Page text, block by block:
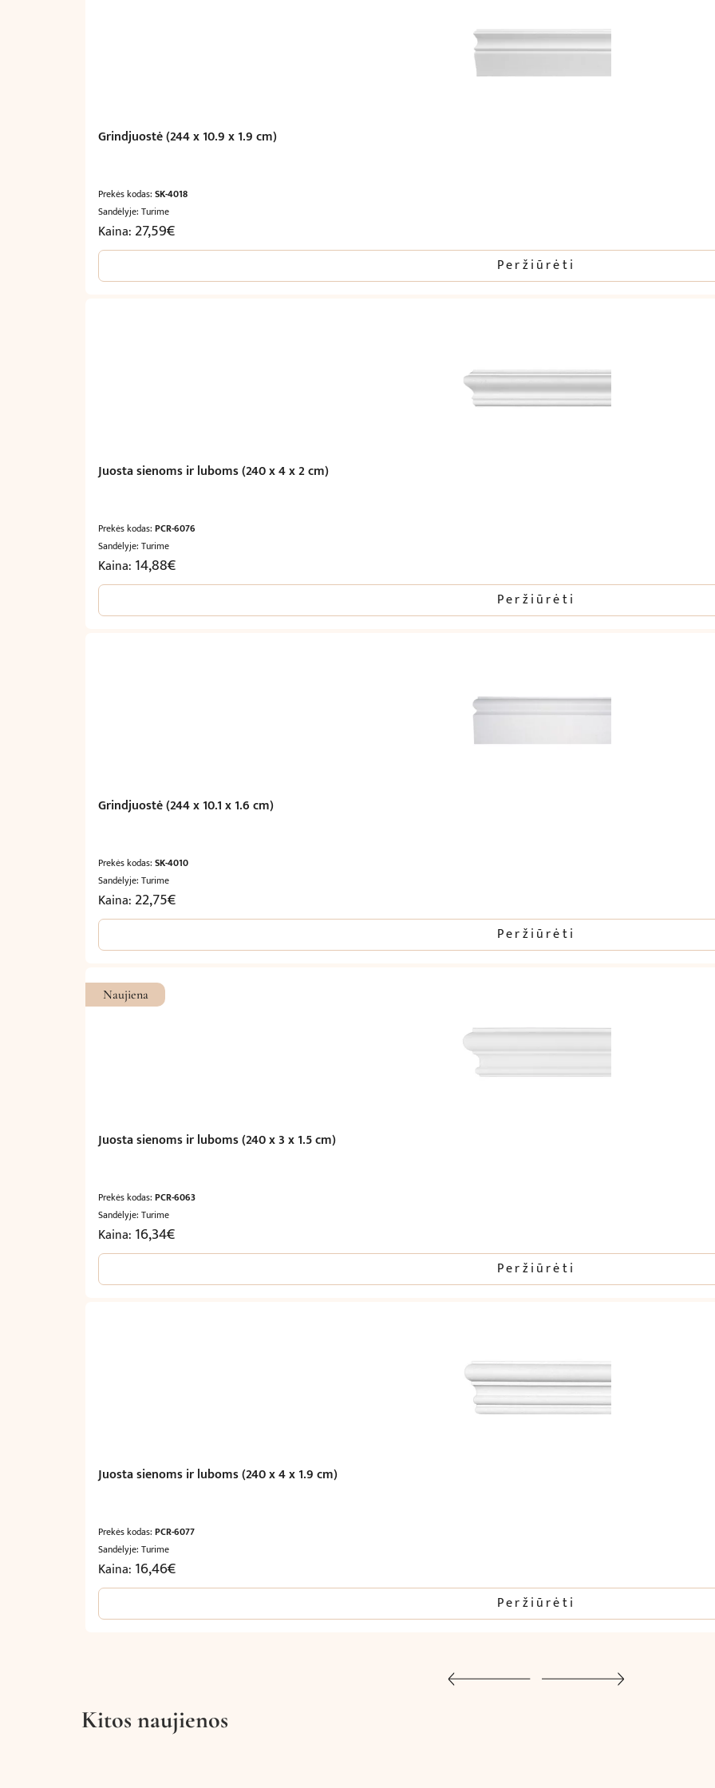
Grindjuostė (244 x 10.9 x 1.9 cm)
Prekės kodas: SK-4018
Sandėlyje: Turime
Kaina: 27,59€
Peržiūrėti
Juosta sienoms ir luboms (240 x 4 x 2 cm)
Prekės kodas: PCR-6076
Sandėlyje: Turime
Kaina: 14,88€
Peržiūrėti
Grindjuostė (244 x 10.1 x 1.6 cm)
Prekės kodas: SK-4010
Sandėlyje: Turime
Kaina: 22,75€
Peržiūrėti
Naujiena
Juosta sienoms ir luboms (240 x 3 x 1.5 cm)
Prekės kodas: PCR-6063
Sandėlyje: Turime
Kaina: 16,34€
Peržiūrėti
Juosta sienoms ir luboms (240 x 4 x 1.9 cm)
Prekės kodas: PCR-6077
Sandėlyje: Turime
Kaina: 16,46€
Peržiūrėti
Kitos naujienos